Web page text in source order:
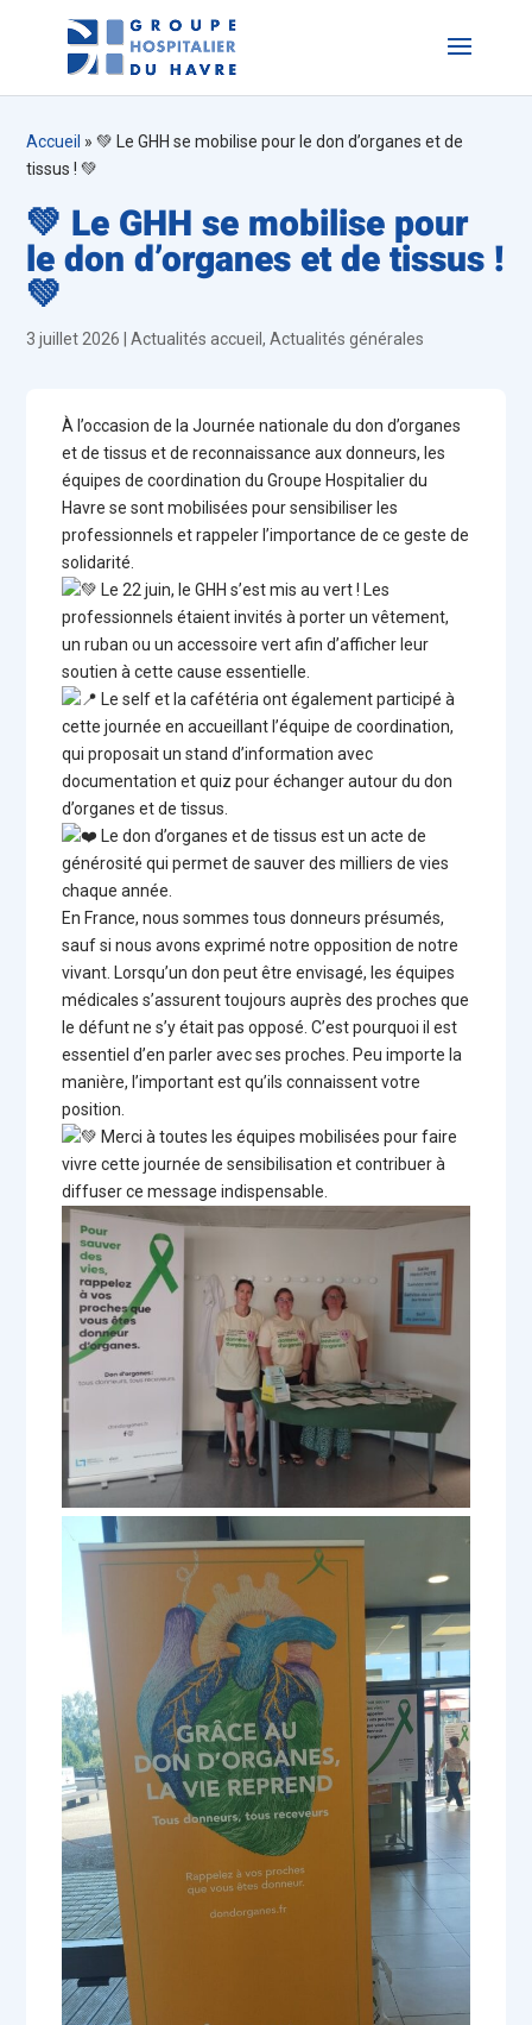
Accueil »💚 Le GHH se mobilise pour le don d’organes et de
tissus ! 💚
💚 Le GHH se mobilise pour
le don d’organes et de tissus !
💚
3 juillet 2026 |Actualités accueil,Actualités générales
À l’occasion de la Journée nationale du don d’organes
et de tissus et de reconnaissance aux donneurs, les
équipes de coordination du Groupe Hospitalier du
Havre se sont mobilisées pour sensibiliser les
professionnels et rappeler l’importance de ce geste de
solidarité.
Le 22 juin, le GHH s’est mis au vert ! Les
professionnels étaient invités à porter un vêtement,
un ruban ou un accessoire vert afin d’afficher leur
soutien à cette cause essentielle.
Le self et la cafétéria ont également participé à
cette journée en accueillant l’équipe de coordination,
qui proposait un stand d’information avec
documentation et quiz pour échanger autour du don
d’organes et de tissus.
Le don d’organes et de tissus est un acte de
générosité qui permet de sauver des milliers de vies
chaque année.
En France, nous sommes tous donneurs présumés,
sauf si nous avons exprimé notre opposition de notre
vivant. Lorsqu’un don peut être envisagé, les équipes
médicales s’assurent toujours auprès des proches que
le défunt ne s’y était pas opposé. C’est pourquoi il est
essentiel d’en parler avec ses proches. Peu importe la
manière, l’important est qu’ils connaissent votre
position.
Merci à toutes les équipes mobilisées pour faire
vivre cette journée de sensibilisation et contribuer à
diffuser ce message indispensable.